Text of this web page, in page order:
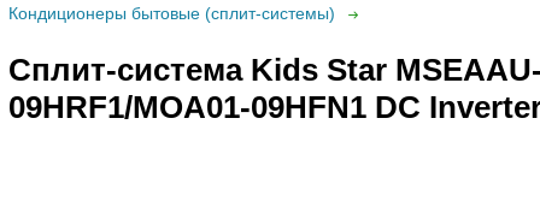
Кондиционеры бытовые (сплит-системы)
Сплит-система Kids Star
09HRF1/MOA01-09HFN1 DC